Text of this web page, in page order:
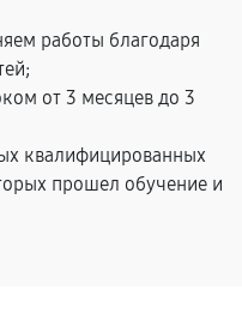
работы благодаря
от 3 месяцев до 3
квалифицированных
прошел обучение и